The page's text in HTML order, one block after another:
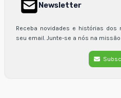
Newsletter
Receba novidades e histórias
seu email. Junte-se a nós na